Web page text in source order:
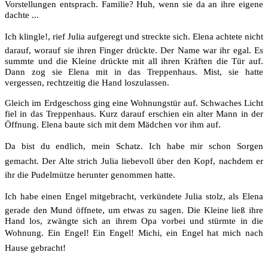
Vorstellungen entsprach. Familie? Huh, wenn sie da an ihre eigene
dachte ...
Ich klingle!, rief Julia aufgeregt und streckte sich. Elena achtete nicht
darauf, worauf sie ihren Finger drückte. Der Name war ihr egal. Es
summte und die Kleine drückte mit all ihren Kräften die Tür auf.
Dann zog sie Elena mit in das Treppenhaus. Mist, sie hatte
vergessen, rechtzeitig die Hand loszulassen.
Gleich im Erdgeschoss ging eine Wohnungstür auf. Schwaches Licht
fiel in das Treppenhaus. Kurz darauf erschien ein alter Mann in der
Öffnung. Elena baute sich mit dem Mädchen vor ihm auf.
Da bist du endlich, mein Schatz. Ich habe mir schon Sorgen
gemacht. Der Alte strich Julia liebevoll über den Kopf, nachdem er
ihr die Pudelmütze herunter genommen hatte.
Ich habe einen Engel mitgebracht, verkündete Julia stolz, als Elena
gerade den Mund öffnete, um etwas zu sagen. Die Kleine ließ ihre
Hand los, zwängte sich an ihrem Opa vorbei und stürmte in die
Wohnung. Ein Engel! Ein Engel! Michi, ein Engel hat mich nach
Hause gebracht!